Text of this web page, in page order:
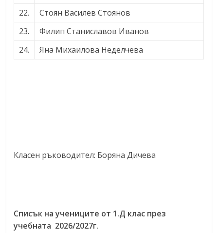
22.
Стоян Василев Стоянов
23.
Филип Станиславов Иванов
24.
Яна Михаилова Неделчева
Класен ръководител: Боряна Дичева
Списък на учениците от 1.Д клас през
учебната 2026/2027г.